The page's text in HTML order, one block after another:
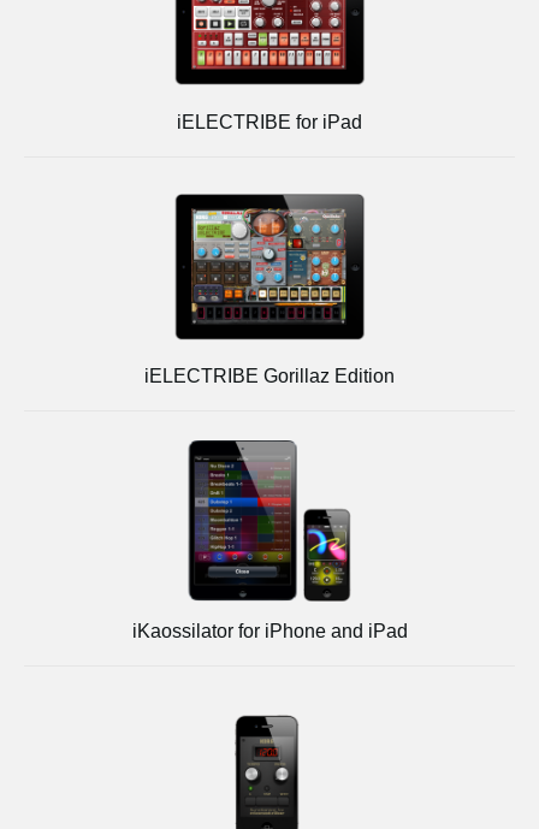
iELECTRIBE for iPad
iELECTRIBE Gorillaz Edition
iKaossilator for iPhone and iPad